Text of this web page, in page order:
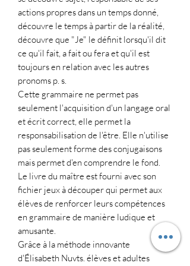
actions propres dans un temps donné,
découvre le temps à partir de la réalité,
découvre que "Je" le définit lorsqu'il dit
ce qu'il fait, a fait ou fera et qu'il est
toujours en relation avec les autres
pronoms p. s.
Cette grammaire ne permet pas
seulement l'acquisition d'un langage oral
et écrit correct, elle permet la
responsabilisation de l'être. Elle n'utilise
pas seulement forme des conjugaisons
mais permet d'en comprendre le fond.
Le livre du maître est fourni avec son
fichier jeux à découper qui permet aux
élèves de renforcer leurs compétences
en grammaire de manière ludique et
amusante.
Grâce à la méthode innovante
d'Élisabeth Nuyts, élèves et adultes